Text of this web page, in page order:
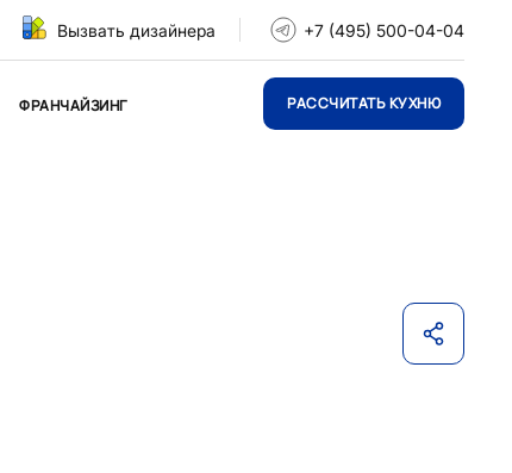
Вызвать дизайнера +7 (495) 500-04-04
ФРАНЧАЙЗИНГ РАССЧИТАТЬ КУХНЮ